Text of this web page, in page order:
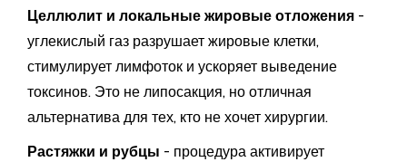
Целлюлит и локальные жировые отложения -
углекислый газ разрушает жировые клетки,
стимулирует лимфоток и ускоряет выведение
токсинов. Это не липосакция, но отличная
альтернатива для тех, кто не хочет хирургии.
Растяжки и рубцы - процедура активирует